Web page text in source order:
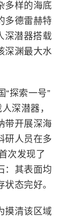
多样的海底
多德雷赫特
深潜器搭载
深渊最大水
“探索一号”
深潜器，
带开展深海
研人员在多
次发现了
：其表面均
态完好。
摸清该区域